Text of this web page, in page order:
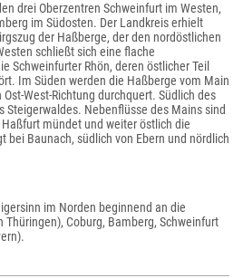
drei Oberzentren Schweinfurt im Westen,
im Südosten. Der Landkreis erhielt
der Haßberge, der den nordöstlichen
schließt sich eine flache
Schweinfurter Rhön, deren östlicher Teil
Im Süden werden die Haßberge vom Main
West-Richtung durchquert. Südlich des
Steigerwaldes. Nebenflüsse des Mains sind
mündet und weiter östlich die
bei Baunach, südlich von Ebern und nördlich
im Norden beginnend an die
Coburg, Bamberg, Schweinfurt